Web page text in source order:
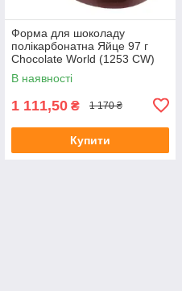
Форма для шоколаду
полікарбонатна Яйце 97 г
Chocolate World (1253 CW)
В наявності
1 111,50 ₴ 1 170 ₴
Купити